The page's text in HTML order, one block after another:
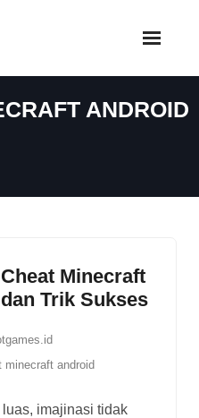
ANDROID
Minecraft
Trik Sukses
minecraft android
imajinasi tidak